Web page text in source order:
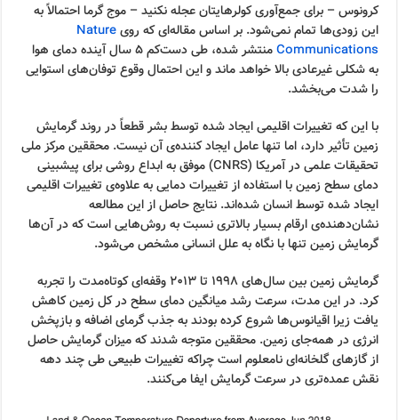
کرونوس – برای جمع‌آوری کولرهایتان عجله نکنید – موج گرما احتمالاً به
این زودی‌ها تمام نمی‌شود. بر اساس مقاله‌ای که رویNature
Communications
منتشر شده، طی دست‌کم ۵ سال آینده دمای هوا
به شکلی غیرعادی بالا خواهد ماند و این احتمال وقوع توفان‌های استوایی
را شدت می‌بخشد.
با این که تغییرات اقلیمی ایجاد شده توسط بشر قطعاً در روند گرمایش
زمین تأثیر دارد، اما تنها عامل ایجاد کننده‌ی آن نیست. محققین مرکز ملی
تحقیقات علمی در آمریکا (CNRS) موفق به ابداع روشی برای پیشبینی
دمای سطح زمین با استفاده از تغییرات دمایی به علاوه‌ی تغییرات اقلیمی
ایجاد شده توسط انسان شده‌اند. نتایج حاصل از این مطالعه
نشان‌دهنده‌ی ارقام بسیار بالاتری نسبت به روش‌هایی است که در آن‌ها
گرمایش زمین تنها با نگاه به علل انسانی مشخص می‌شود.
گرمایش زمین بین سال‌های ۱۹۹۸ تا ۲۰۱۳ وقفه‌ای کوتاه‌مدت را تجربه
کرد. در این مدت، سرعت رشد میانگین دمای سطح در کل زمین کاهش
یافت زیرا اقیانوس‌ها شروع کرده بودند به جذب گرمای اضافه و بازپخش
انرژی در همه‌جای زمین. محققین متوجه شدند که میزان گرمایش حاصل
از گازهای گلخانه‌ای نامعلوم است چراکه تغییرات طبیعی طی چند دهه
نقش عمده‌تری در سرعت گرمایش ایفا می‌کنند.